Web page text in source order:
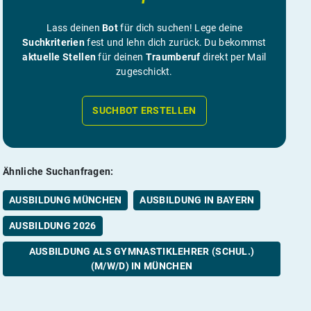
Lass deinenBotfür dich suchen! Lege deine
Suchkriterienfest und lehn dich zurück. Du bekommst
aktuelle Stellenfür deinen Traumberuf direkt per Mail
zugeschickt.
SUCHBOT ERSTELLEN
Ähnliche Suchanfragen:
AUSBILDUNG MÜNCHEN AUSBILDUNG IN BAYERN
AUSBILDUNG 2026
AUSBILDUNG ALS GYMNASTIKLEHRER (SCHUL.)
(M/W/D) IN MÜNCHEN